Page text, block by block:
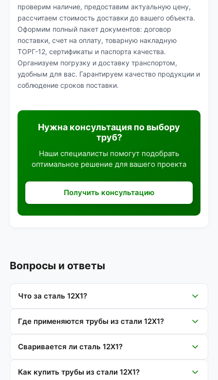
проверим наличие, предоставим актуальную цену,
рассчитаем стоимость доставки до вашего объекта.
Оформим полный пакет документов: договор
поставки, счет на оплату, товарную накладную
ТОРГ-12, сертификаты и паспорта качества.
Организуем погрузку и доставку транспортом,
удобным для вас. Гарантируем качество продукции и
соблюдение сроков поставки.
Нужна консультация по выбору
труб?
Наши специалисты помогут подобрать
оптимальное решение для вашего проекта
Получить консультацию
Вопросы и ответы
Что за сталь 12Х1?
Где применяются трубы из стали 12Х1?
Сваривается ли сталь 12Х1?
Как купить трубы из стали 12Х1?